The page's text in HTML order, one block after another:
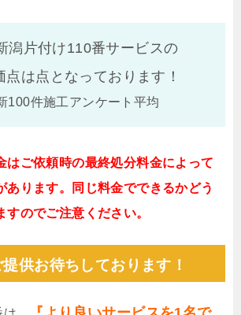
潟片付け110番サービスの
点は点となっております！
100件施工アンケート平均
ご依頼時の最終処分料金によって
あります。同じ料金でできるかどう
すのでご注意ください。
供お待ちしております！